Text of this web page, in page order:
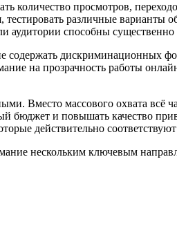
количество просмотров,
различные варианты
аудитории способны
дискриминационных
на прозрачность работы
Вместо массового охвата всё
бюджет и повышать качество
действительно
нескольким ключевым